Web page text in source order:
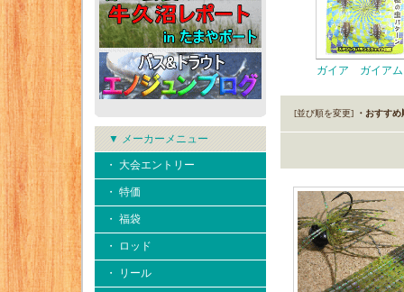
▼ メーカーメニュー
・ 大会エントリー
・ 特価
・ 福袋
・ ロッド
・ リール
ガイア ガイア
[並び順を変更] ・おすすめ